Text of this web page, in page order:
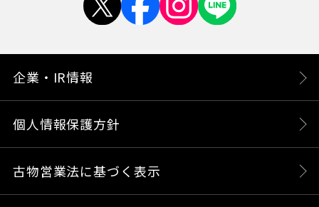
企業・IR情報
個人情報保護方針
古物営業法に基づく表示